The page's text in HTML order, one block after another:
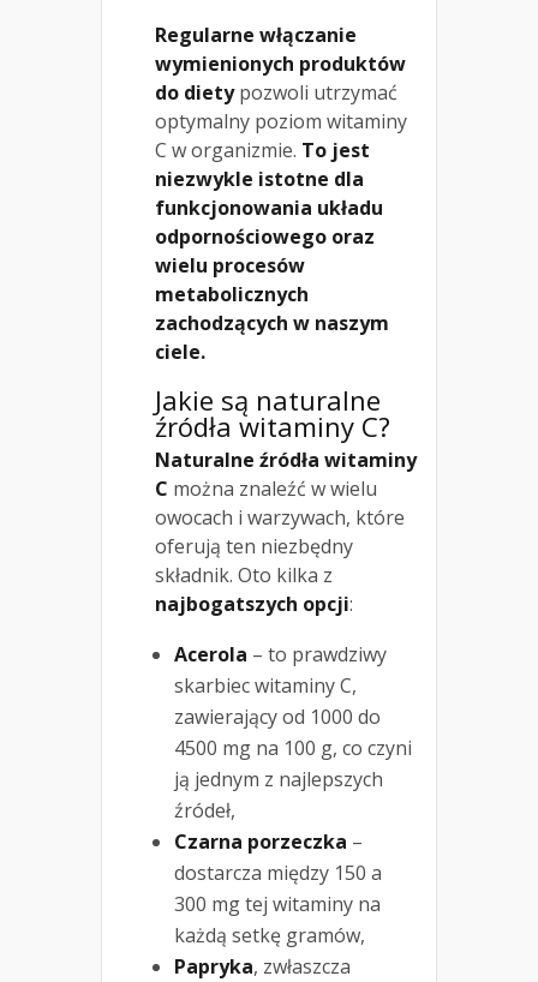
Regularne włączanie
wymienionych produktów
do dietypozwoli utrzymać
optymalny poziom witaminy
C w organizmie. To jest
niezwykle istotne dla
funkcjonowania układu
odpornościowego oraz
wielu procesów
metabolicznych
zachodzących w naszym
ciele.
Jakie są naturalne
źródła witaminy C?
Naturalne źródła witaminy
C można znaleźć w wielu
owocach i warzywach, które
oferują ten niezbędny
składnik. Oto kilka z
najbogatszych opcji:
Acerola – to prawdziwy
skarbiec witaminy C,
zawierający od 1000 do
4500 mg na 100 g, co czyni
ją jednym z najlepszych
źródeł,
Czarna porzeczka –
dostarcza między 150 a
300 mg tej witaminy na
każdą setkę gramów,
Papryka, zwłaszcza